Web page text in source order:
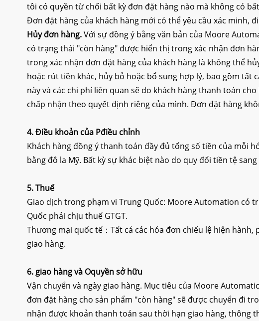
tôi có quyền từ chối bất kỳ đơn đặt hàng nào mà không có
Đơn đặt hàng của khách hàng mới có thể yêu cầu xác minh,
Hủy đơn hàng.Với sự đồng ý bằng văn bản của Moore
có trạng thái "còn hàng" được hiển thị trong xác nhận đơn
trong xác nhận đơn đặt hàng của khách hàng là không thể
hoặc rút tiền khác, hủy bỏ hoặc bổ sung hợp lý, bao gồm tất
này và các chi phí liên quan sẽ do khách hàng thanh toán
chấp nhận theo quyết định riêng của mình. Đơn đặt hàng
4. Điều khoản của Pđiều chỉnh
Khách hàng đồng ý thanh toán đầy đủ tổng số tiền của mỗi
bằng đô la Mỹ. Bất kỳ sự khác biệt nào do quy đổi tiền tệ
5.Thuế
Giao dịch trong phạm vi Trung Quốc: Moore Automation có
Quốc phải chịu thuế GTGT.
Thương mại quốc tế：Tất cả các hóa đơn chiếu lệ hiện hành,
giao hàng.
6. giao hàng và Oquyền sở hữu
Vận chuyển và ngày giao hàng. Mục tiêu của Moore
đơn đặt hàng cho sản phẩm "còn hàng" sẽ được chuyển đi
nhận được khoản thanh toán sau thời hạn giao hàng, thông